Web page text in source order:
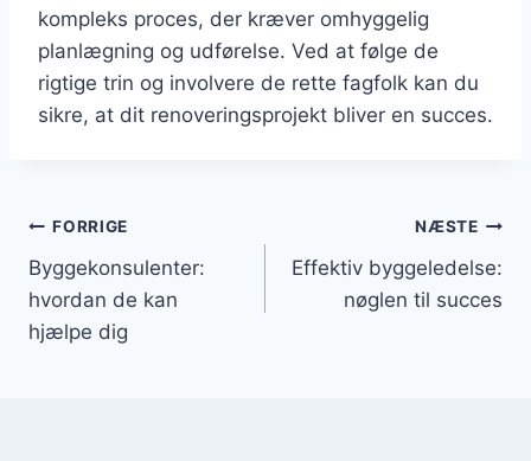
kompleks proces, der kræver omhyggelig
planlægning og udførelse. Ved at følge de
rigtige trin og involvere de rette fagfolk kan du
sikre, at dit renoveringsprojekt bliver en succes.
Indlægsnavigation
FORRIGE
Byggekonsulenter:
hvordan de kan
hjælpe dig
NÆSTE
Effektiv byggeledelse:
nøglen til succes